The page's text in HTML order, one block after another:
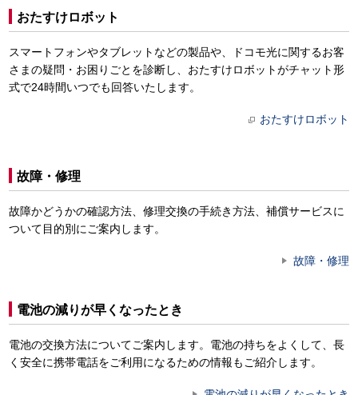
おたすけロボット
スマートフォンやタブレットなどの製品や、ドコモ光に関するお客
さまの疑問・お困りごとを診断し、おたすけロボットがチャット形
式で24時間いつでも回答いたします。
おたすけロボット
故障・修理
故障かどうかの確認方法、修理交換の手続き方法、補償サービスに
ついて目的別にご案内します。
故障・修理
電池の減りが早くなったとき
電池の交換方法についてご案内します。電池の持ちをよくして、長
く安全に携帯電話をご利用になるための情報もご紹介します。